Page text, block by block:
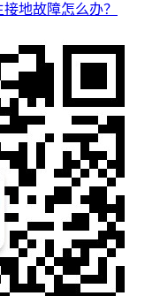
地故障怎么办？